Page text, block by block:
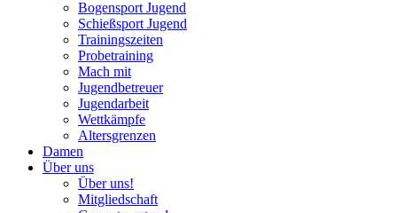
Bogensport Jugend
Schießsport Jugend
Trainingszeiten
Probetraining
Mach mit
Jugendbetreuer
Jugendarbeit
Wettkämpfe
Altersgrenzen
Damen
Über uns
Über uns!
Mitgliedschaft